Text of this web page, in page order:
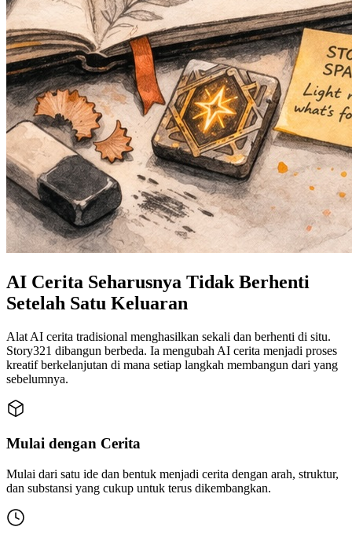
AI Cerita Seharusnya Tidak Berhenti
Setelah Satu Keluaran
Alat AI cerita tradisional menghasilkan sekali dan berhenti di situ.
Story321 dibangun berbeda. Ia mengubah AI cerita menjadi proses
kreatif berkelanjutan di mana setiap langkah membangun dari yang
sebelumnya.
Mulai dengan Cerita
Mulai dari satu ide dan bentuk menjadi cerita dengan arah, struktur,
dan substansi yang cukup untuk terus dikembangkan.